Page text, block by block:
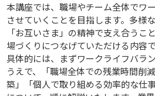
本講座では、職場やチーム全体でワ
させていくことを目指します。多様
「お互いさま」の精神で支え合うこ
場づくりにつなげていただける内容で
具体的には、まずワークライフバラ
うえで、「職場全体での残業時間削
築」「個人で取り組める効率的な仕